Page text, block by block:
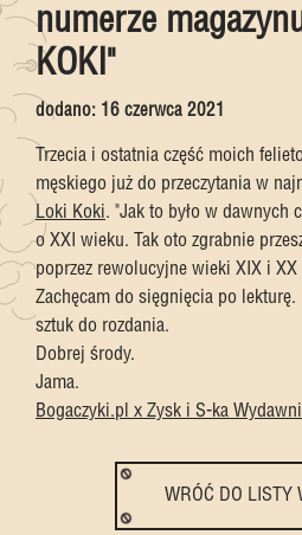
numerze
KOKI"
dodano: 16 czerwca 2021
Trzecia i ostatnia część moich
męskiego już do przeczytania w
Loki Koki. "Jak to było w dawnych
o XXI wieku. Tak oto zgrabnie
poprzez rewolucyjne wieki XIX i
Zachęcam do sięgnięcia po
sztuk do rozdania.
Dobrej środy.
Jama.
Bogaczyki.pl x Zysk i S-ka
WRÓĆ DO LISTY